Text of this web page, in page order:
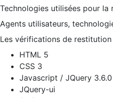
Technologies utilisées pour
Agents utilisateurs,
Les vérifications de
HTML 5
CSS 3
Javascript / JQuery 3.6.0
JQuery-ui